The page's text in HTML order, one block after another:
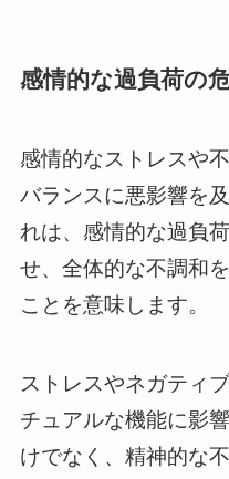
感情的な過負荷の
感情的なストレスや
バランスに悪影響を
れは、感情的な過負
せ、全体的な不調和
ことを意味します。
ストレスやネガティ
チュアルな機能に影
けでなく、精神的な